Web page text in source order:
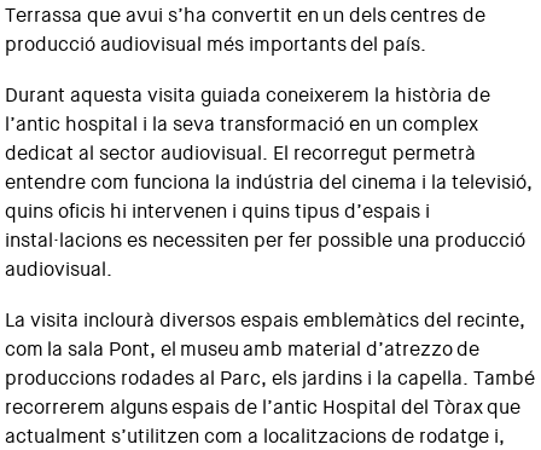
Terrassa que avui s’ha convertit en un dels centres de
producció audiovisual més importants del país.
Durant aquesta visita guiada coneixerem la història de
l’antic hospital i la seva transformació en un complex
dedicat al sector audiovisual. El recorregut permetrà
entendre com funciona la indústria del cinema i la televisió,
quins oficis hi intervenen i quins tipus d’espais i
instal·lacions es necessiten per fer possible una producció
audiovisual.
La visita inclourà diversos espais emblemàtics del recinte,
com la sala Pont, el museu amb material d’atrezzo de
produccions rodades al Parc, els jardins i la capella. També
recorrerem alguns espais de l’antic Hospital del Tòrax que
actualment s’utilitzen com a localitzacions de rodatge i,